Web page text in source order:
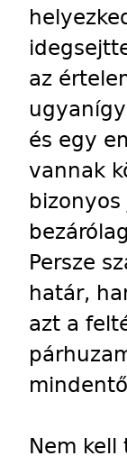
az
és egy
vannak
Persze
határ,
azt a
Nem